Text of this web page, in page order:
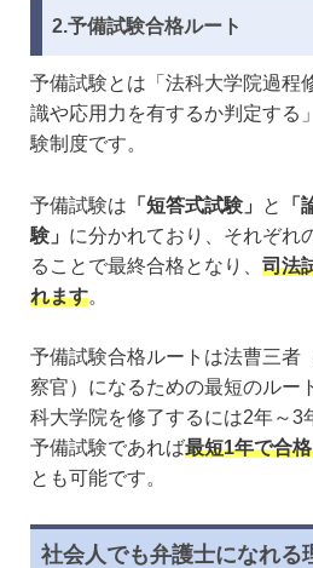
2.予備試験合格ルート
予備試験とは「法科大学院過程
識や応用力を有するか判定する
験制度です。
予備試験は 「短答式試験」 と
験」 に分かれており、それぞれ
ることで最終合格となり、 司法
れます。
予備試験合格ルートは法曹三者
察官）になるための最短のルー
科大学院を修了するには2年～3
予備試験であれば最短1年で合
とも可能です。
社会人でも弁護士になれる